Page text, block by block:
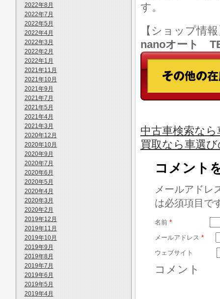
2022年8月
2022年7月
2022年5月
2022年4月
2022年3月
2022年2月
2022年1月
2021年11月
2021年10月
2021年9月
2021年7月
2021年5月
2021年4月
2021年3月
2020年12月
2020年10月
2020年9月
2020年7月
2020年6月
2020年5月
2020年4月
2020年3月
2020年2月
2019年12月
2019年11月
2019年10月
2019年9月
2019年8月
2019年7月
2019年6月
2019年5月
2019年4月
す。
【ショップ情
nanoオート
中古車検索な
買取なら車選
コメント
メールアドレ
は必須項目で
名前 *
メールアドレス *
ウェブサイト
コメント